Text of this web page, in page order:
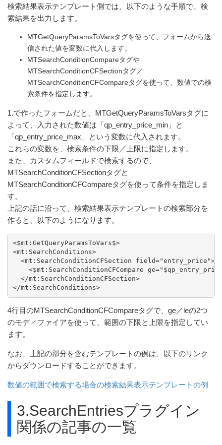
検索結果表示テンプレート側では、以下のような手順で、検
索結果を出力します。
MTGetQueryParamsToVarsタグを使って、フォームから送
信された値を変数に代入します。
MTSearchConditionCompareタグや
MTSearchConditionCFSectionタグ／
MTSearchConditionCFCompareタグを使って、数値での検
索条件を指定します。
1.で作ったフォームだと、MTGetQueryParamsToVarsタグに
よって、入力された数値は「qp_entry_price_min」と
「qp_entry_price_max」という変数に代入されます。
これらの変数を、検索条件の下限／上限に指定します。
また、カスタムフィールドで検索するので、
MTSearchConditionCFSectionタグと
MTSearchConditionCFCompareタグを使って条件を指定しま
す。
上記の話に沿って、検索結果表示テンプレートの検索部分を
作ると、以下のようになります。
<$mt:GetQueryParamsToVars$>
<mt:SearchConditions>
  <mt:SearchConditionCFSection field="entry_price">
<$mt:SearchConditionCFCompare
  </mt:SearchConditionCFSection>
</mt:SearchConditions>
4行目のMTSearchConditionCFCompareタグで、ge／leの2つ
のモディファイアを使って、範囲の下限と上限を指定してい
ます。
なお、上記の部分を含むテンプレートの例は、以下のリンク
からダウンロードすることができます。
数値の範囲で検索する場合の検索結果表示テンプレートの例
3.SearchEntriesプラグイン
関係の記事の一覧